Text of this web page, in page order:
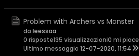
Problem with Archers vs Monster
da leessaa
0 risposte135 visualizzazioni0 mi piace
Ultimo messaggio 12-07-2020, 11:54